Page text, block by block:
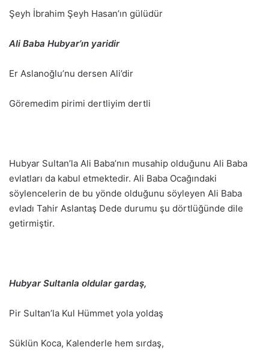
Şeyh İbrahim Şeyh Hasan’ın gülüdür
Ali Baba Hubyar’ın yaridir
Er Aslanoğlu’nu dersen Ali’dir
Göremedim pirimi dertliyim dertli
Hubyar Sultan’la Ali Baba’nın musahip olduğunu Ali Baba
evlatları da kabul etmektedir. Ali Baba Ocağındaki
söylencelerin de bu yönde olduğunu söyleyen Ali Baba
evladı Tahir Aslantaş Dede durumu şu dörtlüğünde dile
getirmiştir.
Hubyar Sultanla oldular gardaş,
Pir Sultan’la Kul Hümmet yola yoldaş
Süklün Koca, Kalenderle hem sırdaş,